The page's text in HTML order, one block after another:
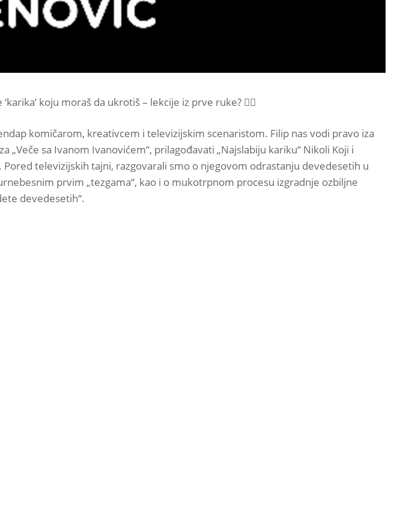
koju moraš da ukrotiš – lekcije iz prve ruke? 👇🏻
komičarom, kreativcem i televizijskim scenaristom. Filip nas vodi pravo iza
sa Ivanom Ivanovićem“, prilagođavati „Najslabiju kariku“ Nikoli Koji i
televizijskih tajni, razgovarali smo o njegovom odrastanju devedesetih u
prvim „tezgama“, kao i o mukotrpnom procesu izgradnje ozbiljne
devedesetih“.